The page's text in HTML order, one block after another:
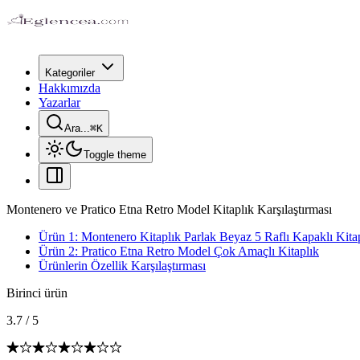
Kategoriler
Hakkımızda
Yazarlar
Ara...⌘K
Toggle theme
Montenero ve Pratico Etna Retro Model Kitaplık Karşılaştırması
Ürün 1: Montenero Kitaplık Parlak Beyaz 5 Raflı Kapaklı
Ürün 2: Pratico Etna Retro Model Çok Amaçlı Kitaplık
Ürünlerin Özellik Karşılaştırması
Birinci ürün
3.7 / 5